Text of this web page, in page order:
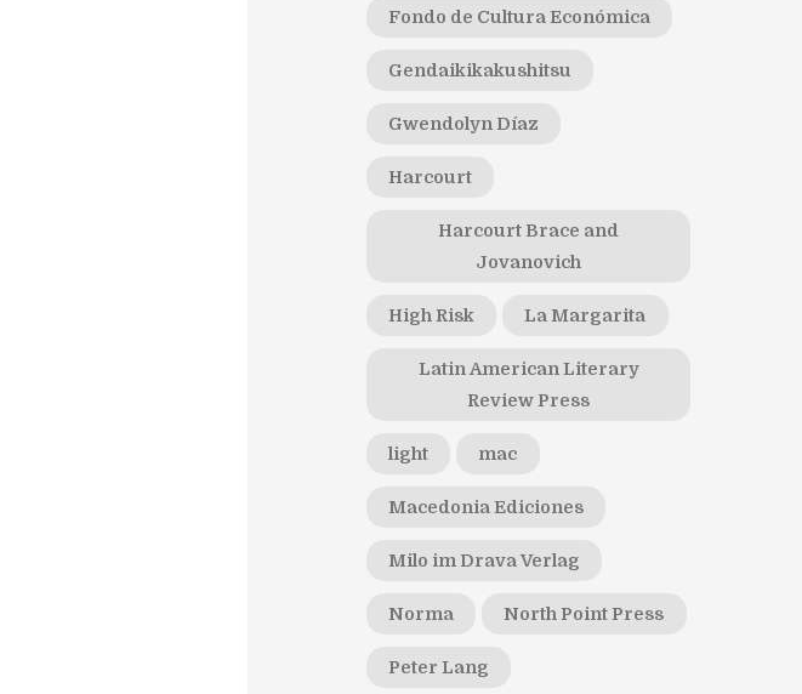
Fondo de Cultura Económica
Gendaikikakushitsu
Gwendolyn Díaz
Harcourt
Harcourt Brace and
Jovanovich
High Risk La Margarita
Latin American Literary
Review Press
light mac
Macedonia Ediciones
Milo im Drava Verlag
Norma North Point Press
Peter Lang